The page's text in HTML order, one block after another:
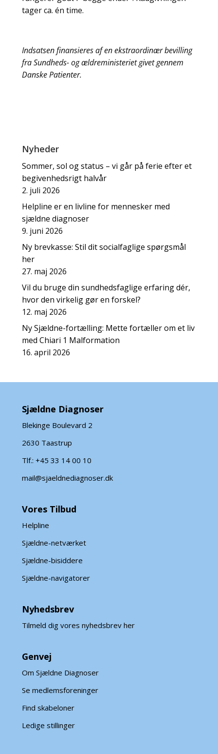
tager ca. én time.
Indsatsen finansieres af en ekstraordinær bevilling
fra Sundheds- og ældreministeriet givet gennem
Danske Patienter.
Nyheder
Sommer, sol og status – vi går på ferie efter et
begivenhedsrigt halvår
2. juli 2026
Helpline er en livline for mennesker med
sjældne diagnoser
9. juni 2026
Ny brevkasse: Stil dit socialfaglige spørgsmål
her
27. maj 2026
Vil du bruge din sundhedsfaglige erfaring dér,
hvor den virkelig gør en forskel?
12. maj 2026
Ny Sjældne-fortælling: Mette fortæller om et liv
med Chiari 1 Malformation
16. april 2026
Sjældne Diagnoser
Blekinge Boulevard 2
2630 Taastrup
Tlf.: +45 33 14 00 10
mail@sjaeldnediagnoser.dk
Vores Tilbud
Helpline
Sjældne-netværket
Sjældne-bisiddere
Sjældne-navigatorer
Nyhedsbrev
Tilmeld dig vores nyhedsbrev her
Genvej
Om Sjældne Diagnoser
Se medlemsforeninger
Find skabeloner
Ledige stillinger